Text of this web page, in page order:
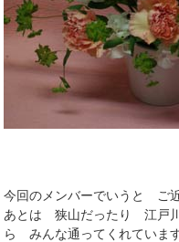
今回のメンバーでいうと ご
あとは 狭山だったり 江戸
ら みんな通ってくれています